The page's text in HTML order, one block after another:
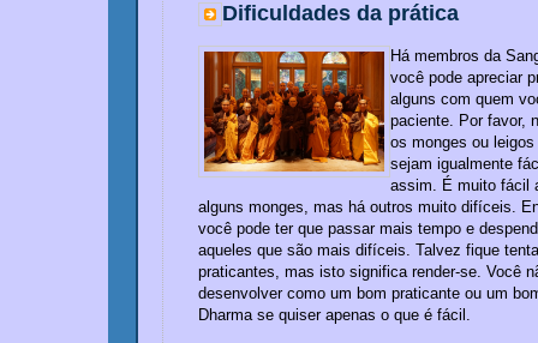
Dificuldades da prática
Há membros da
você pode apreciar
alguns com quem
paciente. Por favor,
os monges ou
sejam igualmente
assim. É muito fácil
alguns monges, mas há outros muito difíceis.
você pode ter que passar mais tempo e
aqueles que são mais difíceis. Talvez fique
praticantes, mas isto significa render-se. Você
desenvolver como um bom praticante ou um
Dharma se quiser apenas o que é fácil.